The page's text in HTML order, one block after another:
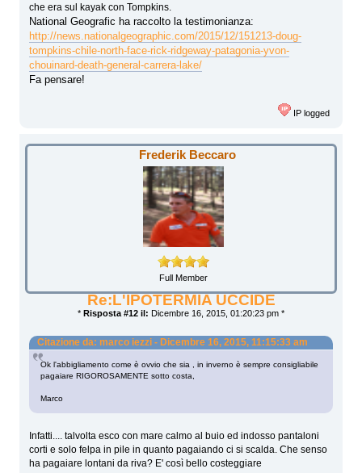
che era sul kayak con Tompkins.
National Geografic ha raccolto la testimonianza:
http://news.nationalgeographic.com/2015/12/151213-doug-
tompkins-chile-north-face-rick-ridgeway-patagonia-yvon-
chouinard-death-general-carrera-lake/
Fa pensare!
IP logged
Frederik Beccaro
Full Member
Re:L'IPOTERMIA UCCIDE
* Risposta #12 il: Dicembre 16, 2015, 01:20:23 pm *
Citazione da: marco iezzi - Dicembre 16, 2015, 11:15:33 am
Ok l'abbigliamento come è ovvio che sia , in inverno è sempre consigliabile
pagaiare RIGOROSAMENTE sotto costa,
Marco
Infatti.... talvolta esco con mare calmo al buio ed indosso pantaloni
corti e solo felpa in pile in quanto pagaiando ci si scalda. Che senso
ha pagaiare lontani da riva? E' così bello costeggiare